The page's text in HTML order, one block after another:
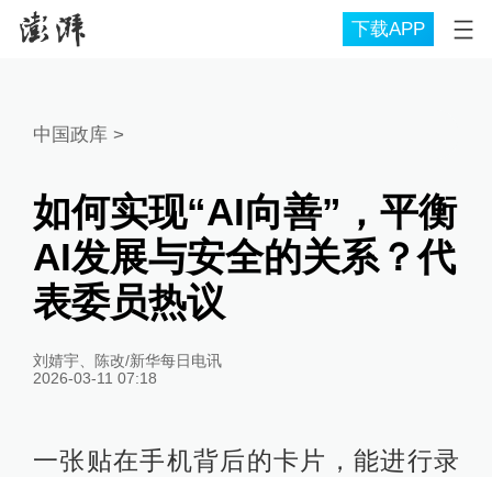
下载APP
中国政库 >
如何实现“AI向善”，平衡
AI发展与安全的关系？代
表委员热议
刘婧宇、陈改/新华每日电讯
2026-03-11 07:18
一张贴在手机背后的卡片，能进行录